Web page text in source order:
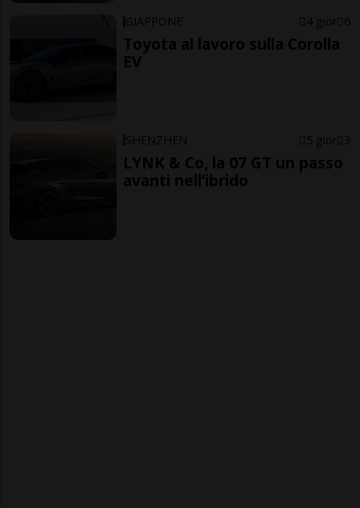
GIAPPONE 4 gior 6
Toyota al lavoro sulla Corolla
EV
SHENZHEN 5 gior 3
LYNK & Co, la 07 GT un passo
avanti nell’ibrido